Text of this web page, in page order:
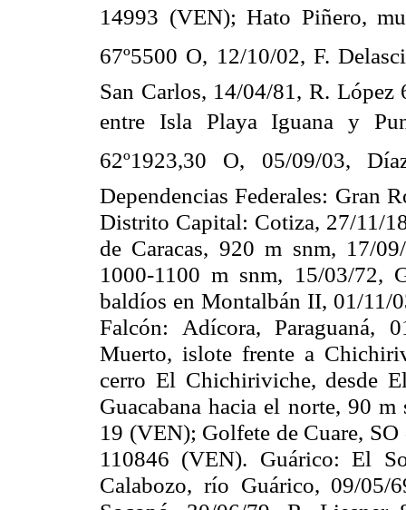
14993 (VEN); Hato Piñero,
67º5500 O, 12/10/02, F.
San Carlos, 14/04/81, R.
entre Isla Playa Iguana y
62º1923,30 O, 05/09/03,
Dependencias Federales: Gran
Distrito Capital: Cotiza, 27/11/
de Caracas, 920 m snm, 17/
1000-1100 m snm, 15/03/72,
baldíos en Montalbán II, 01/11/
Falcón: Adícora, Paraguaná,
Muerto, islote frente a
cerro El Chichiriviche, desde
Guacabana hacia el norte, 90 m
19 (VEN); Golfete de Cuare,
110846 (VEN). Guárico: El
Calabozo, río Guárico, 09/